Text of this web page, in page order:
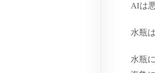
AIは
水瓶
水瓶